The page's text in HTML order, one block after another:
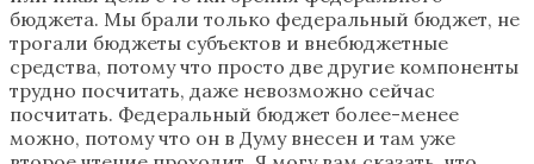
бюджета. Мы брали только федеральный бюджет, не
трогали бюджеты субъектов и внебюджетные
средства, потому что просто две другие компоненты
трудно посчитать, даже невозможно сейчас
посчитать. Федеральный бюджет более-менее
можно, потому что он в Думу внесен и там уже